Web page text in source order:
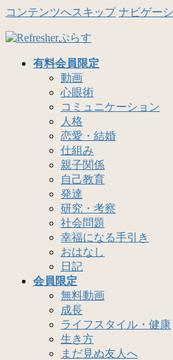
コンテンツへスキップ ナビゲー
有料会員限定
動画
心眼術
コミュニケーション
人格
恋愛・結婚
仕組み
親子関係
自己教育
発達
研究・考察
社会問題
幸福になる手引き
おはなし
日記
会員限定
無料動画
成長
ライフスタイル・健康
生き方
まだ見ぬ友人へ